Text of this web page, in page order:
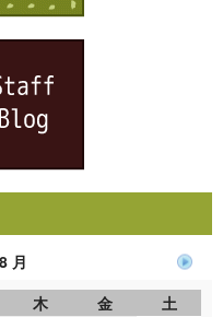
月
木 金
土